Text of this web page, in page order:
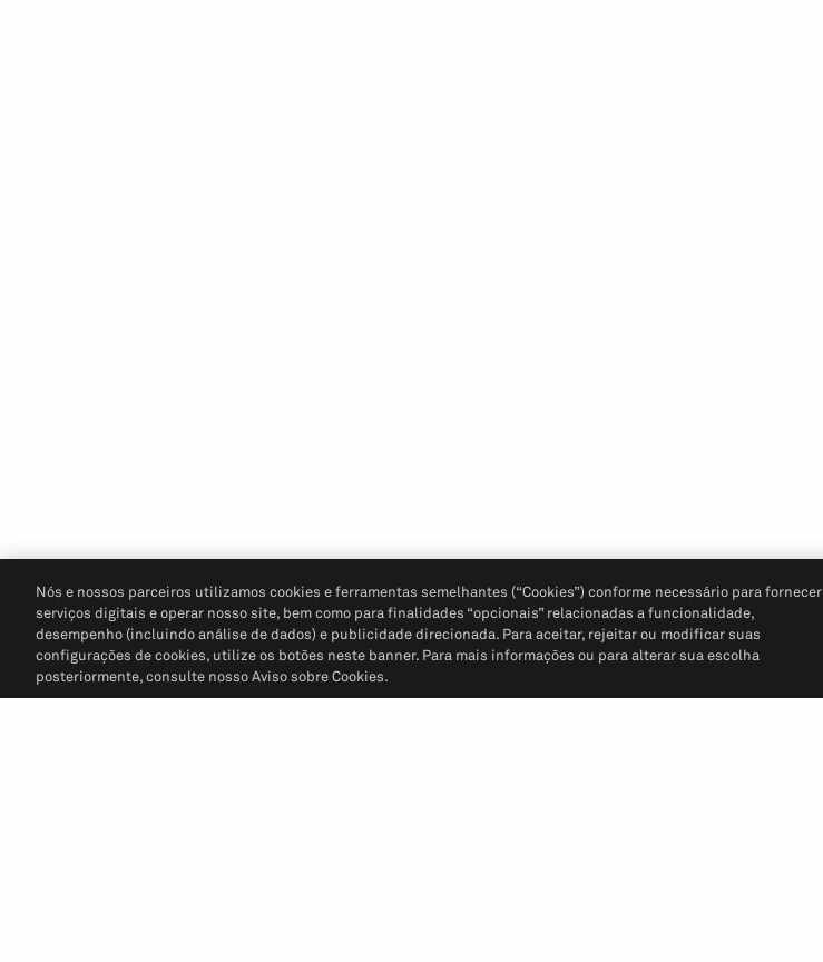
Nós e nossos parceiros utilizamos cookies e ferramentas semelhantes (“Cookies”) conforme necessário para fornecer
serviços digitais e operar nosso site, bem como para finalidades “opcionais” relacionadas a funcionalidade,
desempenho (incluindo análise de dados) e publicidade direcionada. Para aceitar, rejeitar ou modificar suas
configurações de cookies, utilize os botões neste banner. Para mais informações ou para alterar sua escolha
posteriormente, consulte nosso Aviso sobre Cookies.